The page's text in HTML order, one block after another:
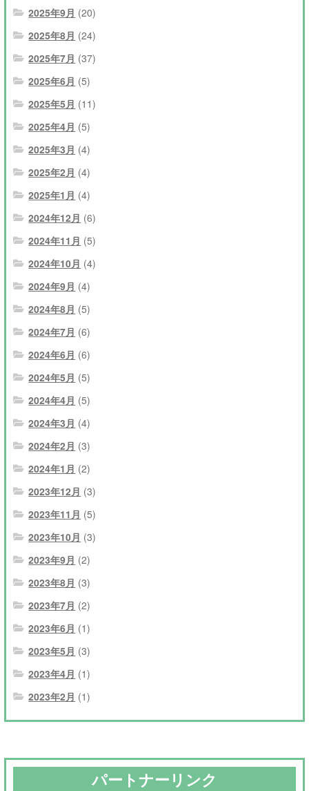
2025年9月 (20)
2025年8月 (24)
2025年7月 (37)
2025年6月 (5)
2025年5月 (11)
2025年4月 (5)
2025年3月 (4)
2025年2月 (4)
2025年1月 (4)
2024年12月 (6)
2024年11月 (5)
2024年10月 (4)
2024年9月 (4)
2024年8月 (5)
2024年7月 (6)
2024年6月 (6)
2024年5月 (5)
2024年4月 (5)
2024年3月 (4)
2024年2月 (3)
2024年1月 (2)
2023年12月 (3)
2023年11月 (5)
2023年10月 (3)
2023年9月 (2)
2023年8月 (3)
2023年7月 (2)
2023年6月 (1)
2023年5月 (3)
2023年4月 (1)
2023年2月 (1)
パートナーリンク